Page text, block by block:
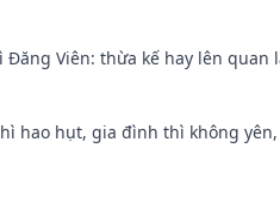
Viên: thừa kế hay lên
hao hụt, gia đình thì không